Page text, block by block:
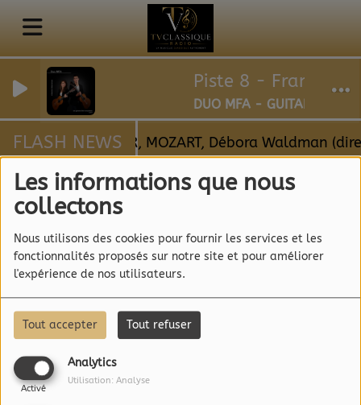
Les informations que nous
collectons
Nous utilisons des cookies pour fournir les services et les
fonctionnalités proposés sur notre site et pour améliorer
l'expérience de nos utilisateurs.
Tout accepter Tout refuser
Analytics
Activé
Utilisation: Analyse
Piste 8 - Franck
DUO MFA - GUITARES
FLASH NEWS
3 anges, MAHLER, MOZART, Débora Waldman
Actualités Sorties de CDs
CONCOURS